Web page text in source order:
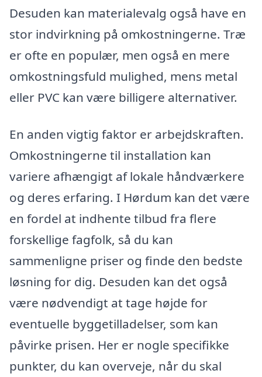
Desuden kan materialevalg også have en
stor indvirkning på omkostningerne. Træ
er ofte en populær, men også en mere
omkostningsfuld mulighed, mens metal
eller PVC kan være billigere alternativer.
En anden vigtig faktor er arbejdskraften.
Omkostningerne til installation kan
variere afhængigt af lokale håndværkere
og deres erfaring. I Hørdum kan det være
en fordel at indhente tilbud fra flere
forskellige fagfolk, så du kan
sammenligne priser og finde den bedste
løsning for dig. Desuden kan det også
være nødvendigt at tage højde for
eventuelle byggetilladelser, som kan
påvirke prisen. Her er nogle specifikke
punkter, du kan overveje, når du skal